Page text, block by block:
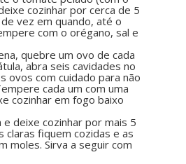
cozinhar por cerca de 5
vez em quando, até o
com o orégano, sal e
quebre um ovo de cada
abra seis cavidades no
ovos com cuidado para não
cada um com uma
cozinhar em fogo baixo
deixe cozinhar por mais 5
claras fiquem cozidas e as
moles. Sirva a seguir com